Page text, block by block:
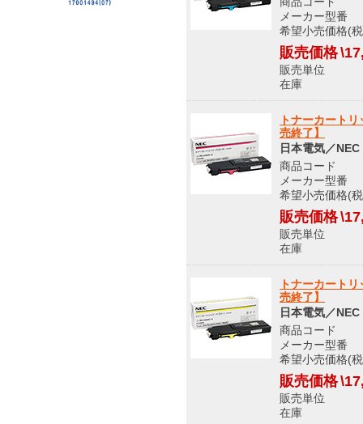
メーカー型
希望小売価格(
販売価格
販売単
在庫 メ
トナーカート
売終了】
日本電気／NEC
商品コー
メーカー型
希望小売価格(
販売価格
販売単
在庫 メ
トナーカート
売終了】
日本電気／NEC
商品コー
メーカー型
希望小売価格(
販売価格
販売単
在庫 メ